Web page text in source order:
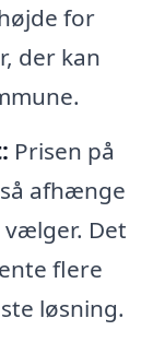
for
der kan
Prisen på
afhænge
Det
flere
løsning.